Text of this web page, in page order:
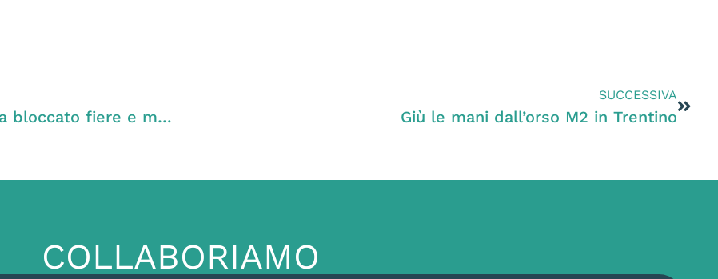
Influenza aviaria, in sordina la Regione ha bloccato fiere e mostre avicole
SUCCESSIVA
Giù le mani dall’orso M2 in Trentino
COLLABORIAMO